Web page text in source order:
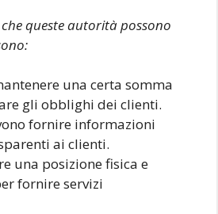
queste autorità possono
una certa somma
gli obblighi dei clienti.
fornire informazioni
ai clienti.
una posizione fisica e
fornire servizi